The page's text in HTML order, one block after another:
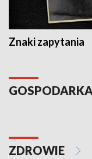
Znaki zapytania
ZDROWIE